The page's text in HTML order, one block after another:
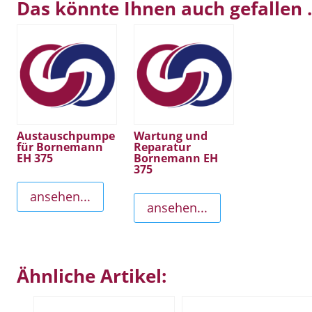
Das könnte Ihnen auch gefallen
Austauschpumpe
für Bornemann
EH 375
ansehen...
Wartung und
Reparatur
Bornemann EH
375
ansehen...
Ähnliche Artikel: